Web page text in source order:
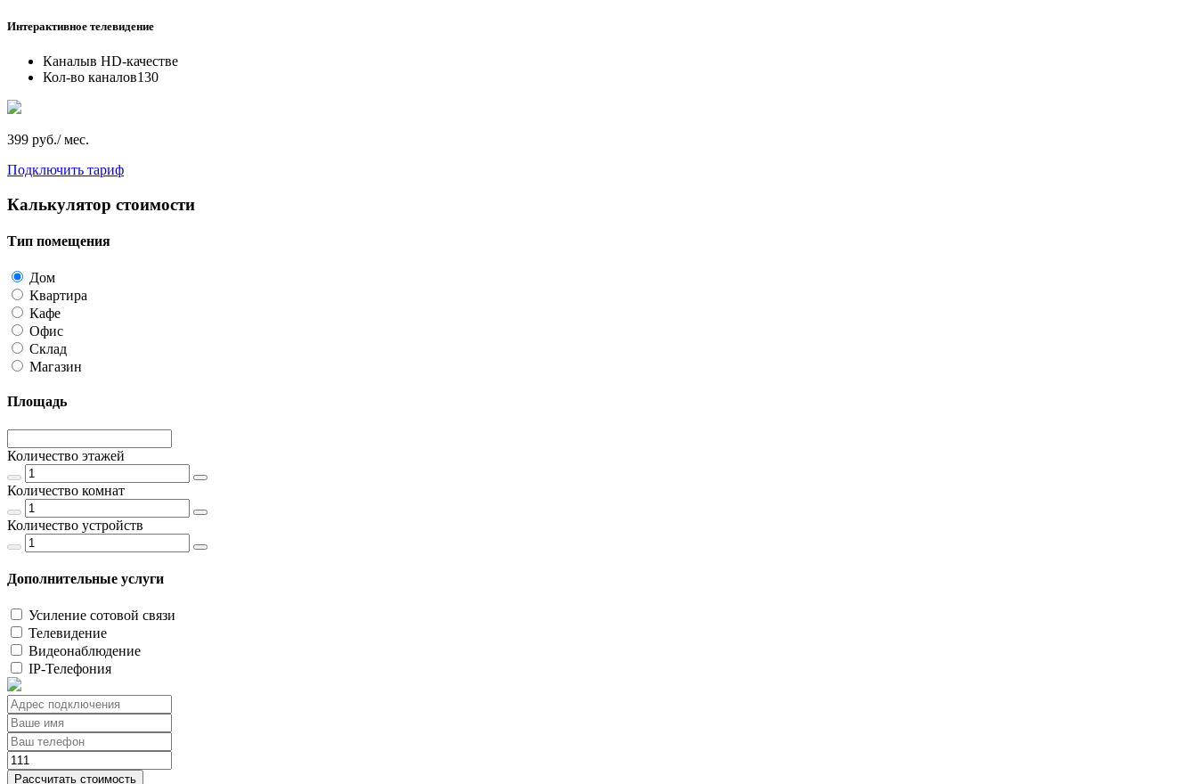
Интерактивное телевидение
Каналыв HD-качестве
Кол-во каналов130
399 руб./ мес.
Подключить тариф
Калькулятор стоимости
Тип помещения
Дом
Квартира
Кафе
Офис
Склад
Магазин
Площадь
Количество этажей
Количество комнат
Количество устройств
Дополнительные услуги
Усиление сотовой связи
Телевидение
Видеонаблюдение
IP-Телефония
Рассчитать стоимость